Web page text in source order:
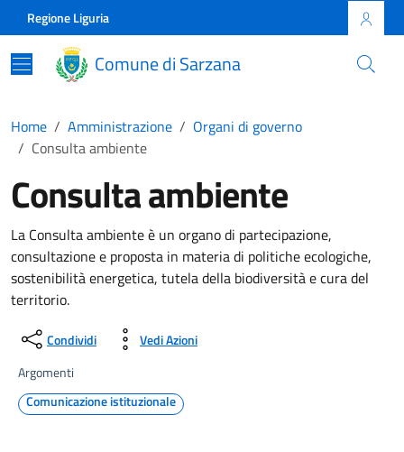
Skip to main content
Comune di Sarzana
Regione Liguria
Comune di Sarzana
Home Amministrazione
Organi di governo
Consulta ambiente
Consulta ambiente
La Consulta ambiente è un organo di partecipazione,
consultazione e proposta in materia di politiche ecologiche,
sostenibilità energetica, tutela della biodiversità e cura del
territorio.
Condividi
Vedi Azioni
Argomenti
Comunicazione istituzionale